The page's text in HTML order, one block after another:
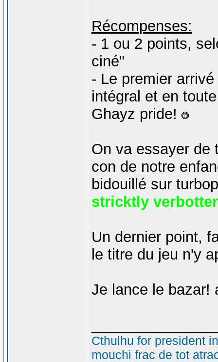
Récompenses:
- 1 ou 2 points,
ciné"
- Le premier
intégral et en
Ghayz pride!
On va essayer de
con de notre
bidouillé sur
stricktly
Un dernier point,
le titre du jeu n'y
Je lance le bazar!
Cthulhu for president
mouchi frac de tot